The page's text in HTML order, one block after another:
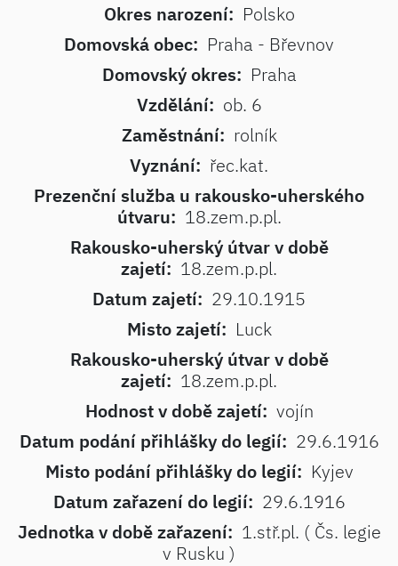
Okres narození: Polsko
Domovská obec: Praha - Břevnov
Domovský okres: Praha
Vzdělání: ob. 6
Zaměstnání: rolník
Vyznání: řec.kat.
Prezenční služba u rakousko-uherského
útvaru: 18.zem.p.pl.
Rakousko-uherský útvar v době
zajetí: 18.zem.p.pl.
Datum zajetí: 29.10.1915
Misto zajetí: Luck
Rakousko-uherský útvar v době
zajetí: 18.zem.p.pl.
Hodnost v době zajetí: vojín
Datum podání přihlášky do legií: 29.6.1916
Misto podání přihlášky do legií: Kyjev
Datum zařazení do legií: 29.6.1916
Jednotka v době zařazení: 1.stř.pl. ( Čs. legie
v Rusku )